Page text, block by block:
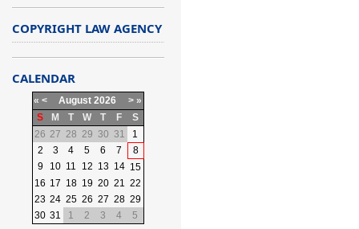
COPYRIGHT LAW AGENCY
CALENDAR
« < August 2026 > »
S
M T W T F
S
26 27 28 29 30 31
1
2
3 4 5 6 7
8
9
10 11 12 13 14 15
16 17 18 19 20 21 22
23 24 25 26 27 28 29
30 31 1 2 3 4 5